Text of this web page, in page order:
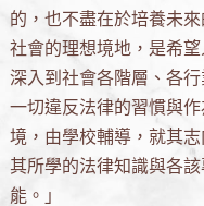
的，也不盡在於培養未
社會的理想境地，是希
深入到社會各階層、各
一切違反法律的習慣與
境，由學校輔導，就其
其所學的法律知識與各
能。」